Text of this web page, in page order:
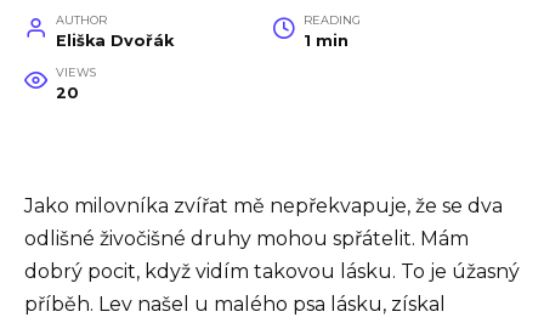
AUTHOR
Eliška Dvořák
READING
1 min
VIEWS
20
Jako milovníka zvířat mě nepřekvapuje, že se dva
odlišné živočišné druhy mohou spřátelit. Mám
dobrý pocit, když vidím takovou lásku. To je úžasný
příběh. Lev našel u malého psa lásku, získal